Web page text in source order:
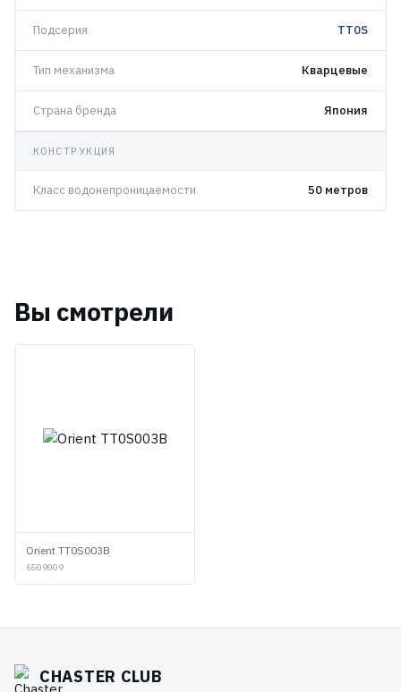
Подсерия TT0S
Тип механизма Кварцевые
Страна бренда Япония
КОНСТРУКЦИЯ
Класс водонепроницаемости 50 метров
Вы смотрели
Orient TT0S003B
6509009
CHASTER CLUB